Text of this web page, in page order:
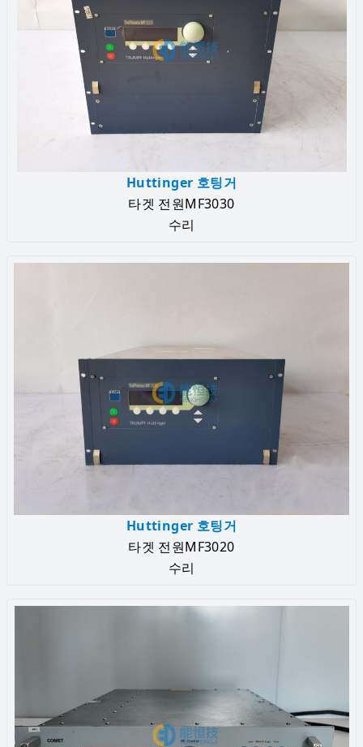
Huttinger 호팅거
타겟 전원MF3030
수리
Huttinger 호팅거
타겟 전원MF3020
수리